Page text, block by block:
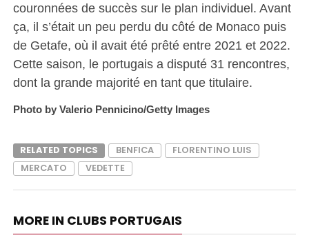
couronnées de succès sur le plan individuel. Avant
ça, il s’était un peu perdu du côté de Monaco puis
de Getafe, où il avait été prêté entre 2021 et 2022.
Cette saison, le portugais a disputé 31 rencontres,
dont la grande majorité en tant que titulaire.
Photo by Valerio Pennicino/Getty Images
RELATED TOPICS BENFICA
FLORENTINO LUIS
MERCATO
VEDETTE
MORE IN CLUBS PORTUGAIS